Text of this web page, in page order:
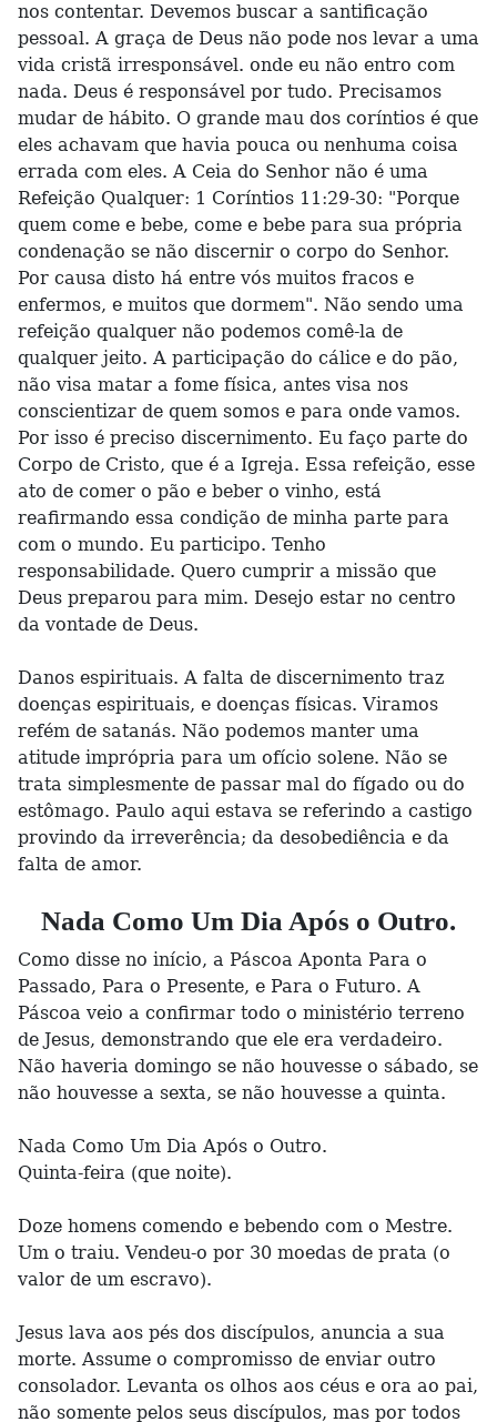
nos contentar. Devemos buscar a santificação
pessoal. A graça de Deus não pode nos levar a uma
vida cristã irresponsável. onde eu não entro com
nada. Deus é responsável por tudo. Precisamos
mudar de hábito. O grande mau dos coríntios é que
eles achavam que havia pouca ou nenhuma coisa
errada com eles. A Ceia do Senhor não é uma
Refeição Qualquer: 1 Coríntios 11:29-30: "Porque
quem come e bebe, come e bebe para sua própria
condenação se não discernir o corpo do Senhor.
Por causa disto há entre vós muitos fracos e
enfermos, e muitos que dormem". Não sendo uma
refeição qualquer não podemos comê-la de
qualquer jeito. A participação do cálice e do pão,
não visa matar a fome física, antes visa nos
conscientizar de quem somos e para onde vamos.
Por isso é preciso discernimento. Eu faço parte do
Corpo de Cristo, que é a Igreja. Essa refeição, esse
ato de comer o pão e beber o vinho, está
reafirmando essa condição de minha parte para
com o mundo. Eu participo. Tenho
responsabilidade. Quero cumprir a missão que
Deus preparou para mim. Desejo estar no centro
da vontade de Deus.
Danos espirituais. A falta de discernimento traz
doenças espirituais, e doenças físicas. Viramos
refém de satanás. Não podemos manter uma
atitude imprópria para um ofício solene. Não se
trata simplesmente de passar mal do fígado ou do
estômago. Paulo aqui estava se referindo a castigo
provindo da irreverência; da desobediência e da
falta de amor.
Nada Como Um Dia Após o Outro.
Como disse no início, a Páscoa Aponta Para o
Passado, Para o Presente, e Para o Futuro. A
Páscoa veio a confirmar todo o ministério terreno
de Jesus, demonstrando que ele era verdadeiro.
Não haveria domingo se não houvesse o sábado, se
não houvesse a sexta, se não houvesse a quinta.
Nada Como Um Dia Após o Outro.
Quinta-feira (que noite).
Doze homens comendo e bebendo com o Mestre.
Um o traiu. Vendeu-o por 30 moedas de prata (o
valor de um escravo).
Jesus lava aos pés dos discípulos, anuncia a sua
morte. Assume o compromisso de enviar outro
consolador. Levanta os olhos aos céus e ora ao pai,
não somente pelos seus discípulos, mas por todos